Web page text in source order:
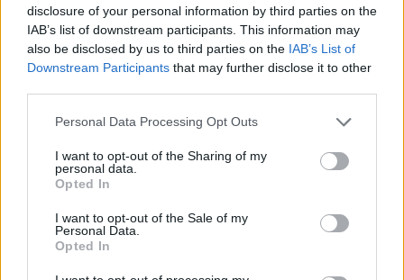
disclosure of your personal information by third parties on the
IAB’s list of downstream participants. This information may
also be disclosed by us to third parties on the IAB’s List of
Downstream Participants that may further disclose it to other
Personal Data Processing Opt Outs
I want to opt-out of the Sharing of my
personal data.
Opted In
I want to opt-out of the Sale of my
Personal Data.
Opted In
Aktorius neslėpė apgailestaujantis dėl
atšaukto „Makbeto“ ir dar kartą atsiprašė
spektaklio laukusių žiūrovų. Vis dėlto jis teigė
iki šiol pasigendąs dialogo su teatro